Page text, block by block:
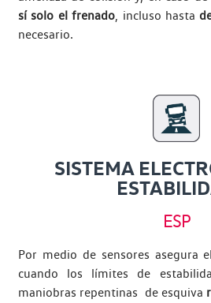
sí solo el frenado , incluso hasta
necesario.
SISTEMA
ESP
Por medio de sensores asegura
cuando los límites de
maniobras repentinas de esquiva